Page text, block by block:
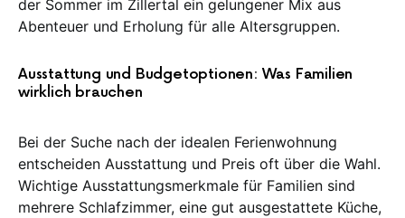
der Sommer im Zillertal ein gelungener Mix aus
Abenteuer und Erholung für alle Altersgruppen.
Ausstattung und Budgetoptionen: Was Familien
wirklich brauchen
Bei der Suche nach der idealen Ferienwohnung
entscheiden Ausstattung und Preis oft über die Wahl.
Wichtige Ausstattungsmerkmale für Familien sind
mehrere Schlafzimmer, eine gut ausgestattete Küche,